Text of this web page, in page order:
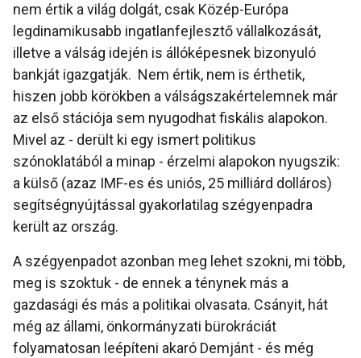
nem értik a világ dolgát, csak Közép-Európa
legdinamikusabb ingatlanfejlesztő vállalkozását,
illetve a válság idején is állóképesnek bizonyuló
bankját igazgatják. Nem értik, nem is érthetik,
hiszen jobb körökben a válságszakértelemnek már
az első stációja sem nyugodhat fiskális alapokon.
Mivel az - derült ki egy ismert politikus
szónoklatából a minap - érzelmi alapokon nyugszik:
a külső (azaz IMF-es és uniós, 25 milliárd dolláros)
segítségnyújtással gyakorlatilag szégyenpadra
került az ország.
A szégyenpadot azonban meg lehet szokni, mi több,
meg is szoktuk - de ennek a ténynek más a
gazdasági és más a politikai olvasata. Csányit, hát
még az állami, önkormányzati bürokráciát
folyamatosan leépíteni akaró Demjánt - és még